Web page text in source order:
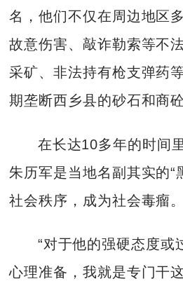
名，他们不仅在周边地区
故意伤害、敲诈勒索等不
采矿、非法持有枪支弹药
期垄断西乡县的砂石和商砼
在长达10多年的时间
朱历军是当地名副其实的“
社会秩序，成为社会毒瘤。
“对于他的强硬态度或
心理准备，我就是专门干